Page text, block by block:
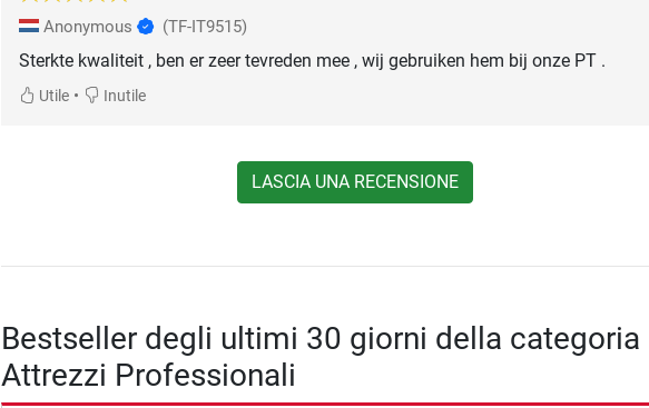
Anonymous (TF-IT9515)
Sterkte kwaliteit , ben er zeer tevreden mee , wij gebruiken hem bij onze PT .
Utile• Inutile
LASCIA UNA RECENSIONE
Bestseller degli ultimi 30 giorni della categoria
Attrezzi Professionali